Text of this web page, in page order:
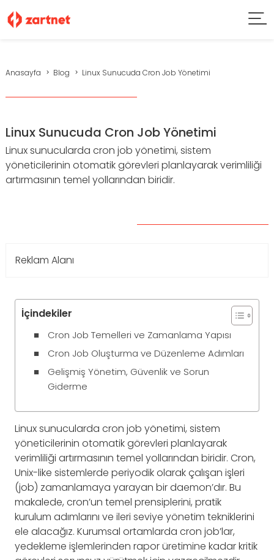
Anasayfa Blog Linux Sunucuda Cron Job Yönetimi
Linux Sunucuda Cron Job Yönetimi
Linux sunucularda cron job yönetimi, sistem
yöneticilerinin otomatik görevleri planlayarak verimliliği
artırmasının temel yollarından biridir.
Reklam Alanı
İçindekiler
Cron Job Temelleri ve Zamanlama Yapısı
Cron Job Oluşturma ve Düzenleme Adımları
Gelişmiş Yönetim, Güvenlik ve Sorun
Giderme
Linux sunucularda cron job yönetimi, sistem
yöneticilerinin otomatik görevleri planlayarak
verimliliği artırmasının temel yollarından biridir. Cron,
Unix-like sistemlerde periyodik olarak çalışan işleri
(job) zamanlamaya yarayan bir daemon’dır. Bu
makalede, cron’un temel prensiplerini, pratik
kurulum adımlarını ve ileri seviye yönetim tekniklerini
ele alacağız. Kurumsal ortamlarda cron job’lar,
yedekleme işlemlerinden rapor üretimine kadar kritik